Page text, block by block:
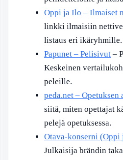
Oppi ja Ilo – Ilmaiset
linkki ilmaisiin
listaus eri ikäryhmille.
Papunet – Pelisivut –
Keskeinen
peleille.
peda.net – Opetuksen
siitä, miten opettajat
pelejä opetuksessa.
Otava-konserni
Julkaisija brändin